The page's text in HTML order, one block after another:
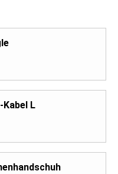
Kabel L